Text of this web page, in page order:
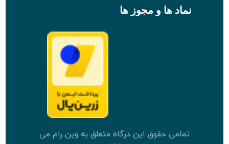
نماد ها و مجوز ها
تمامی حقوق این درگاه متعلق به وین رام می